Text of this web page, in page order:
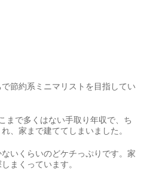
節約系ミニマリストを目指してい
まで多くはない手取り年収で、ち
、家まで建ててしまいました。
いくらいのどケチっぷりです。家
まくっています。